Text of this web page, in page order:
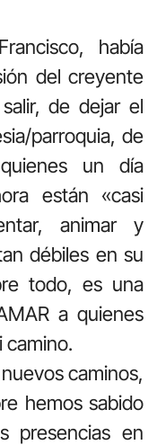
había
del creyente
de dejar el
parroquia, de
un día
están «casi
animar y
débiles en su
todo, es una
a quienes
camino.
caminos,
hemos sabido
presencias en